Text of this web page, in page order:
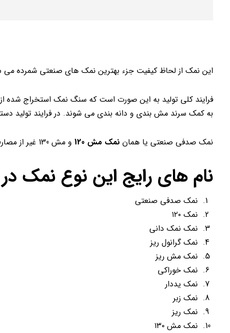
این نمک از لحاظ کیفیت جزء بهترین نمک های صنعتی شمرده می
فرایند کلی تولید به این صورت است که سنگ نمک استخراج
به کمک سرند مش بندی و دانه بندی می شوند. در فرایند تولید
نمک صدفی صنعتی یا همان نمک مش 120 و مش 130 غیر از مصارف صنعتی، در بسیاری از صنایع غذایی نیز در تناژ بالا مصرف می شود.
نام های رایج این نوع نمک در
نمک صدفی صنعتی
نمک ۱۲۰
نمک نمک دانی
نمک گرانول ریز
نمک مش ریز
نمک خوراکی
نمک یددار
نمک زبر
نمک ریز
نمک مش ۱۳۰